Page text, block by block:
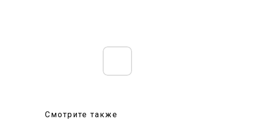
Смотрите также